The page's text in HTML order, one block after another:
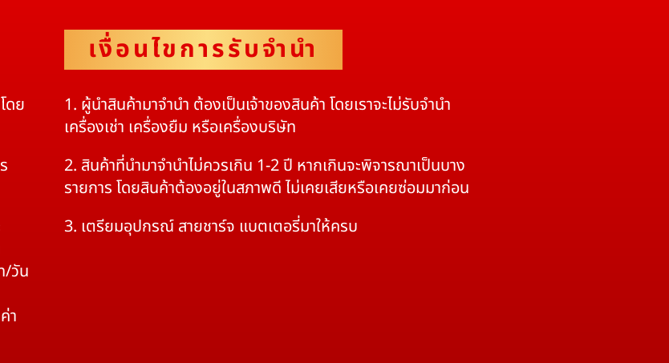
ดย
/วัน
า
เงื่อนไขการรับจำนำ
1. ผู้นำสินค้ามาจำนำ ต้องเป็นเจ้าของสินค้า โดยเราจะไม่รับจำนำ
เครื่องเช่า เครื่องยืม หรือเครื่องบริษัท
2. สินค้าที่นำมาจำนำไม่ควรเกิน 1-2 ปี หากเกินจะพิจารณาเป็นบาง
รายการ โดยสินค้าต้องอยู่ในสภาพดี ไม่เคยเสียหรือเคยซ่อมมาก่อน
3. เตรียมอุปกรณ์ สายชาร์จ แบตเตอรี่มาให้ครบ